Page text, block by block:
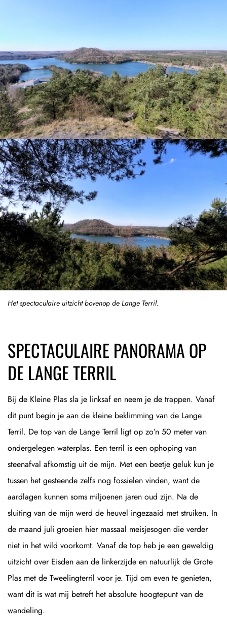
Het spectaculaire uitzicht bovenop de Lange Terril.
SPECTACULAIRE PANORAMA OP
DE LANGE TERRIL
Bij de Kleine Plas sla je linksaf en neem je de trappen. Vanaf
dit punt begin je aan de kleine beklimming van de Lange
Terril. De top van de Lange Terril ligt op zo’n 50 meter van
ondergelegen waterplas. Een terril is een ophoping van
steenafval afkomstig uit de mijn. Met een beetje geluk kun je
tussen het gesteende zelfs nog fossielen vinden, want de
aardlagen kunnen soms miljoenen jaren oud zijn. Na de
sluiting van de mijn werd de heuvel ingezaaid met struiken. In
de maand juli groeien hier massaal meisjesogen die verder
niet in het wild voorkomt. Vanaf de top heb je een geweldig
uitzicht over Eisden aan de linkerzijde en natuurlijk de Grote
Plas met de Tweelingterril voor je. Tijd om even te genieten,
want dit is wat mij betreft het absolute hoogtepunt van de
wandeling.